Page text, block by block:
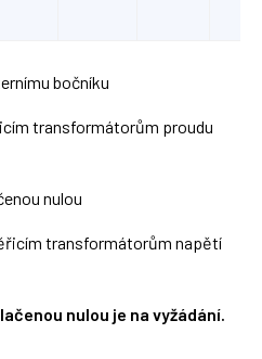
bočníku
transformátorům proudu
nulou
transformátorům napětí
nulou je na vyžádání.